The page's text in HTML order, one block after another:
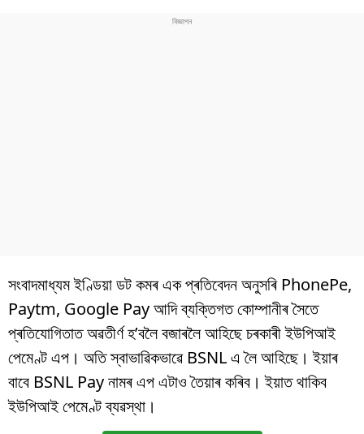
সংবাদমাধ্যম ইণ্ডিয়া ডট কমৰ এক প্ৰতিবেদন অনুসৰি PhonePe,
Paytm, Google Pay আদি ব্যক্তিগত কোম্পানীৰ সৈতে
প্ৰতিযোগিতাত অৱতীৰ্ণ হ’বলৈ বজাৰলৈ আহিছে চৰকাৰী ইউপিআই
পেমেণ্ট এপ। অতি স্বাভাৱিকভাৱে BSNL এ লৈ আহিছে। ইয়াৰ
বাবে BSNL Pay নামৰ এপ এটাও তৈয়াৰ কৰিব। ইয়াত থাকিব
ইউপিআই পেমেণ্ট ব্যৱস্থা।